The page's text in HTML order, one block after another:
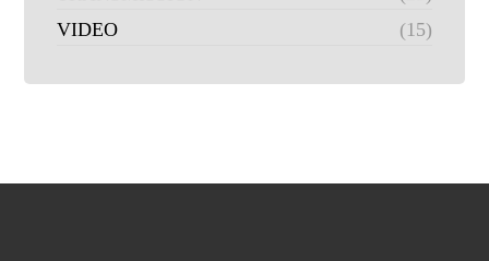
VIDEO
(15)